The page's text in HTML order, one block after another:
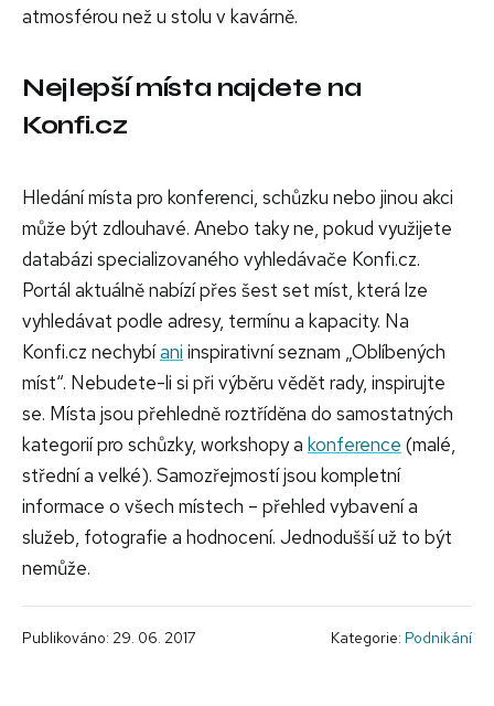
atmosférou než u stolu v kavárně.
Nejlepší místa najdete na
Konfi.cz
Hledání místa pro konferenci, schůzku nebo jinou akci
může být zdlouhavé. Anebo taky ne, pokud využijete
databázi specializovaného vyhledávače Konfi.cz.
Portál aktuálně nabízí přes šest set míst, která lze
vyhledávat podle adresy, termínu a kapacity. Na
Konfi.cz nechybíani inspirativní seznam „Oblíbených
míst“. Nebudete-li si při výběru vědět rady, inspirujte
se. Místa jsou přehledně roztříděna do samostatných
kategorií pro schůzky, workshopy a konference (malé,
střední a velké). Samozřejmostí jsou kompletní
informace o všech místech – přehled vybavení a
služeb, fotografie a hodnocení. Jednodušší už to být
nemůže.
Publikováno: 29. 06. 2017 Kategorie: Podnikání